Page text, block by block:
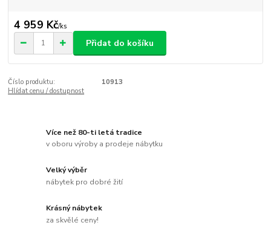
4 959 Kč/ks
Přidat do košíku
Číslo produktu:
10913
Hlídat cenu / dostupnost
Více než 80-ti letá tradice
v oboru výroby a prodeje nábytku
Velký výběr
nábytek pro dobré žití
Krásný nábytek
za skvělé ceny!